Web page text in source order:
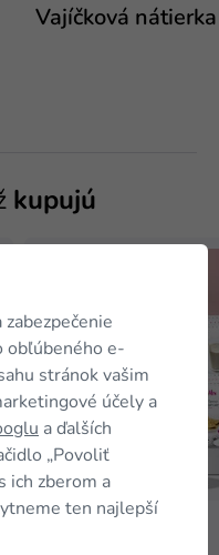
Vajíčková nátierka
kupujú
Keto diéta na 4 týždne -
zabezpečenie
obľúbeného e-
stránok vašim
účely a
a ďalších
„Povoliť
ich zberom a
ten najlepší